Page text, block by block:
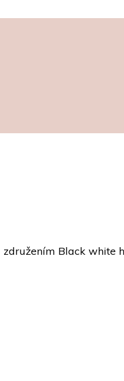
Black white